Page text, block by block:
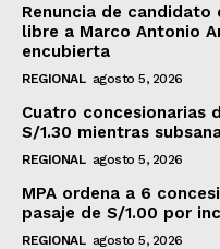
Renuncia de candidato
libre a Marco Antonio
encubierta
REGIONAL agosto 5, 2026
Cuatro concesionarias
S/1.30 mientras
REGIONAL agosto 5, 2026
MPA ordena a 6
pasaje de S/1.00 por
REGIONAL agosto 5, 2026